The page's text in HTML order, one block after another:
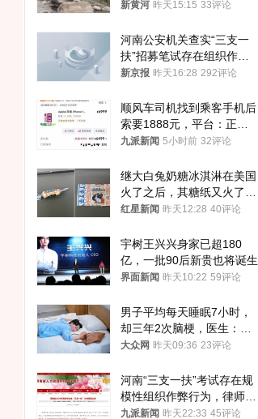
地排除上游泄洪，家属盼厘
新黄河 昨天15:15 33评论
河南公安机关查实“三支一
扶”招募笔试存在组织作弊
犯罪行为
新京报 昨天16:28 292评论
顺风车司机找到乘客手机后
索要1888元，平台：正和
司机沟通协商
九派新闻 5小时前 32评论
继大白兔奶糖冰淇淋在美国
火了之后，其糖纸又火了！
海外博主盛赞：平面设计经
红星新闻 昨天12:28 40评论
宇树王兴兴身家已超180
亿，一批90后新贵也将诞生
界面新闻 昨天10:22 59评论
男子平均每天睡眠7小时，
却三年2次脑梗，医生：这
样睡觉更伤身
大众网 昨天09:36 23评论
河南“三支一扶”考试存在规
模性组织作弊行为，律师：
涉嫌非法获取国家秘密罪等
九派新闻 昨天22:33 45评论